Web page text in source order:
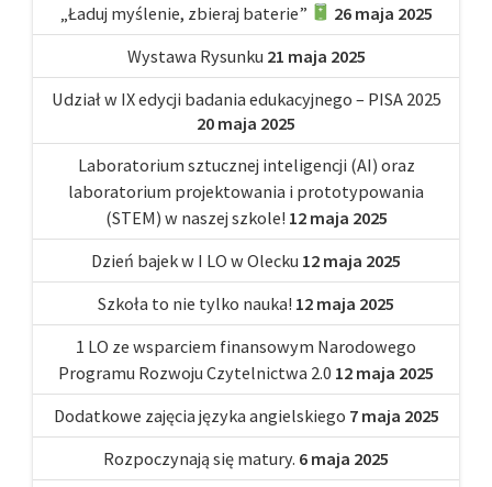
„Ładuj myślenie, zbieraj baterie”
26 maja 2025
Wystawa Rysunku 21 maja 2025
Udział w IX edycji badania edukacyjnego – PISA 2025
20 maja 2025
Laboratorium sztucznej inteligencji (AI) oraz
laboratorium projektowania i prototypowania
(STEM) w naszej szkole! 12 maja 2025
Dzień bajek w I LO w Olecku 12 maja 2025
Szkoła to nie tylko nauka! 12 maja 2025
1 LO ze wsparciem finansowym Narodowego
Programu Rozwoju Czytelnictwa 2.0 12 maja 2025
Dodatkowe zajęcia języka angielskiego 7 maja 2025
Rozpoczynają się matury. 6 maja 2025